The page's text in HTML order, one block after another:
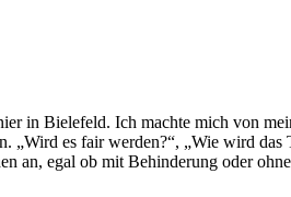
in Bielefeld. Ich machte mich von
„Wird es fair werden?“, „Wie wird das
an, egal ob mit Behinderung oder